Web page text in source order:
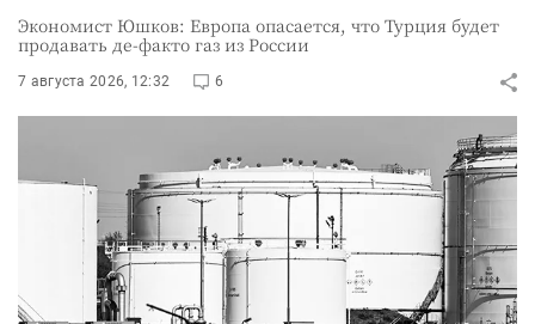
Экономист Юшков: Европа опасается, что Турция будет
продавать де-факто газ из России
7 августа 2026, 12:32 6